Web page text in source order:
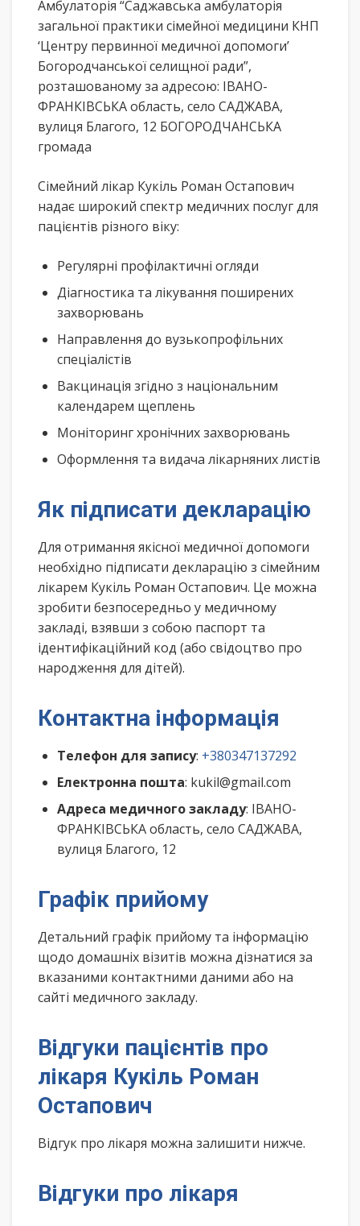
Амбулаторія “Саджавська амбулаторія
загальної практики сімейної медицини КНП
‘Центру первинної медичної допомоги’
Богородчанської селищної ради”,
розташованому за адресою: ІВАНО-
ФРАНКІВСЬКА область, село САДЖАВА,
вулиця Благого, 12 БОГОРОДЧАНСЬКА
громада
Сімейний лікар Кукіль Роман Остапович
надає широкий спектр медичних послуг для
пацієнтів різного віку:
Регулярні профілактичні огляди
Діагностика та лікування поширених
захворювань
Направлення до вузькопрофільних
спеціалістів
Вакцинація згідно з національним
календарем щеплень
Моніторинг хронічних захворювань
Оформлення та видача лікарняних листів
Як підписати декларацію
Для отримання якісної медичної допомоги
необхідно підписати декларацію з сімейним
лікарем Кукіль Роман Остапович. Це можна
зробити безпосередньо у медичному
закладі, взявши з собою паспорт та
ідентифікаційний код (або свідоцтво про
народження для дітей).
Контактна інформація
Телефон для запису: +380347137292
Електронна пошта: kukil@gmail.com
Адреса медичного закладу: ІВАНО-
ФРАНКІВСЬКА область, село САДЖАВА,
вулиця Благого, 12
Графік прийому
Детальний графік прийому та інформацію
щодо домашніх візитів можна дізнатися за
вказаними контактними даними або на
сайті медичного закладу.
Відгуки пацієнтів про
лікаря Кукіль Роман
Остапович
Відгук про лікаря можна залишити нижче.
Відгуки про лікаря